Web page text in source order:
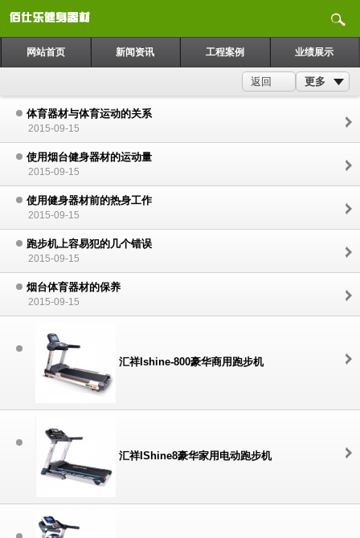
网站首页 新闻资讯 工程案例 业绩展示
更多
返回
体育器材与体育运动的关系
2015-09-15
使用烟台健身器材的运动量
2015-09-15
使用健身器材前的热身工作
2015-09-15
跑步机上容易犯的几个错误
2015-09-15
烟台体育器材的保养
2015-09-15
汇祥Ishine-800豪华商用跑步机
汇祥IShine8豪华家用电动跑步机